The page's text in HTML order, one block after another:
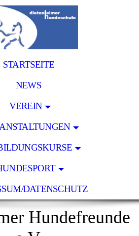
STARTSEITE
NEWS
VEREIN
DATENSCHUTZ
Hundefreunde